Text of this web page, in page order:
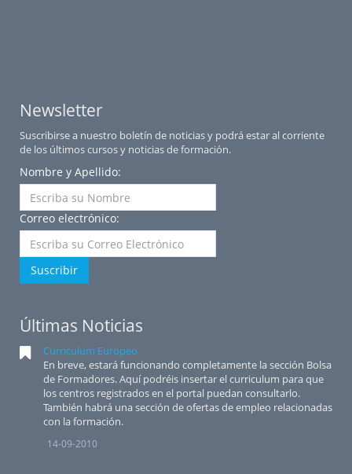
Newsletter
Suscribirse a nuestro boletín de noticias y podrá estar al corriente
de los últimos cursos y noticias de formación.
Nombre y Apellido:
Correo electrónico:
Suscribir
Últimas Noticias
Curriculum Europeo
En breve, estará funcionando completamente la sección Bolsa
de Formadores. Aquí podréis insertar el curriculum para que
los centros registrados en el portal puedan consultarlo.
También habrá una sección de ofertas de empleo relacionadas
con la formación.
14-09-2010